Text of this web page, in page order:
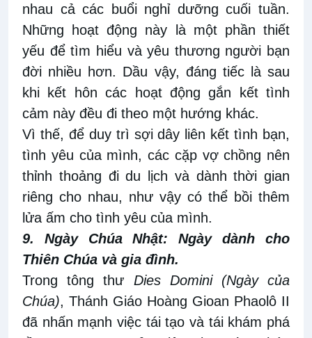
nhau cả các buổi nghỉ dưỡng cuối tuần.
Những hoạt động này là một phần thiết
yếu để tìm hiểu và yêu thương người bạn
đời nhiều hơn. Dầu vậy, đáng tiếc là sau
khi kết hôn các hoạt động gắn kết tình
cảm này đều đi theo một hướng khác.
Vì thế, để duy trì sợi dây liên kết tình bạn,
tình yêu của mình, các cặp vợ chồng nên
thỉnh thoảng đi du lịch và dành thời gian
riêng cho nhau, như vậy có thể bồi thêm
lửa ấm cho tình yêu của mình.
9. Ngày Chúa Nhật: Ngày dành cho
Thiên Chúa và gia đình.
Trong tông thư Dies Domini
(Ngày của
Chúa), Thánh Giáo Hoàng Gioan Phaolô II
đã nhấn mạnh việc tái tạo và tái khám phá